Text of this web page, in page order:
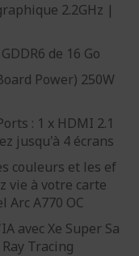
2.2GHz |
de 16 Go
Power) 250W
: 1 x HDMI 2.1
jusqu'à 4 écrans
couleurs et les ef
vie à votre carte
A770 OC
avec Xe Super Sa
Tracing